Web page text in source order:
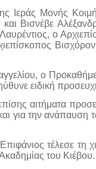
Ιεράς Μονής
και Βισνέβε
ο
ο
ειδική
αιτήματα
για την
τέλεσε τη
του Κιέβου.